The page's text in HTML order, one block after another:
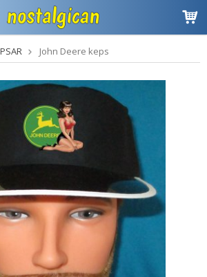
Produkten har blivit
tillagd i varukorgen
John Deere keps